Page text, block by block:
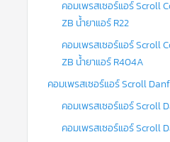
คอมเพรสเซอร์แอร์ Scroll
ZB น้ำยาแอร์ R22
คอมเพรสเซอร์แอร์ Scroll
ZB น้ำยาแอร์ R404A
คอมเพรสเซอร์แอร์ Scroll
คอมเพรสเซอร์แอร์ Scroll
คอมเพรสเซอร์แอร์ Scroll